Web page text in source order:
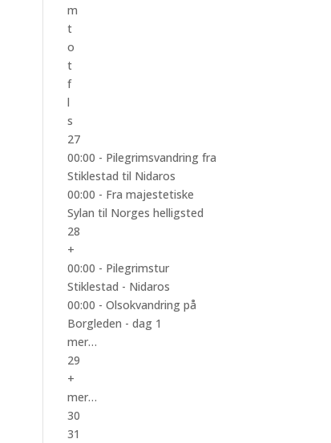
m
t
o
t
f
l
s
27
00:00 - Pilegrimsvandring fra
Stiklestad til Nidaros
00:00 - Fra majestetiske
Sylan til Norges helligsted
28
+
00:00 - Pilegrimstur
Stiklestad - Nidaros
00:00 -Olsokvandring på
Borgleden - dag 1
mer…
29
+
mer…
30
31